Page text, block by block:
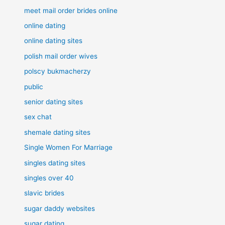
meet mail order brides online
online dating
online dating sites
polish mail order wives
polscy bukmacherzy
public
senior dating sites
sex chat
shemale dating sites
Single Women For Marriage
singles dating sites
singles over 40
slavic brides
sugar daddy websites